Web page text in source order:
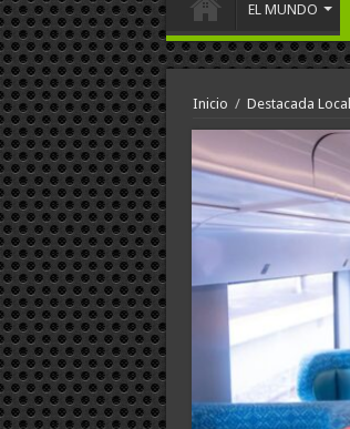
EL MUNDO
Inicio / Destacada Local